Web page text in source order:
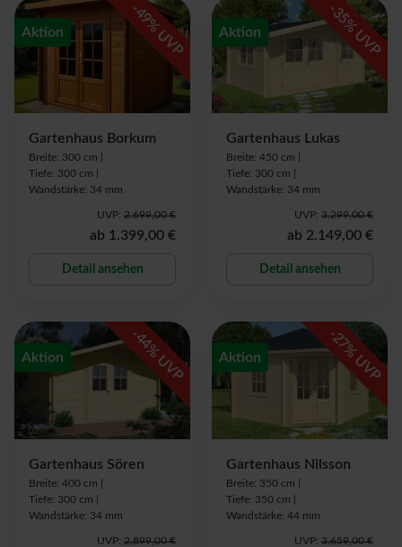
Aktion
-
49
% UVP
Gartenhaus Borkum
Breite: 300 cm |
Tiefe: 300 cm |
Wandstärke: 34 mm
UVP: 2.699,00 €
ab 1.399,00 €
Detail ansehen
Aktion
-
35
% UVP
Gartenhaus Lukas
Breite: 450 cm |
Tiefe: 300 cm |
Wandstärke: 34 mm
UVP: 3.299,00 €
ab 2.149,00 €
Detail ansehen
Aktion
-
44
% UVP
Gartenhaus Sören
Breite: 400 cm |
Tiefe: 300 cm |
Wandstärke: 34 mm
UVP: 2.899,00 €
Aktion
-
27
% UVP
Gartenhaus Nilsson
Breite: 350 cm |
Tiefe: 350 cm |
Wandstärke: 44 mm
UVP: 3.659,00 €